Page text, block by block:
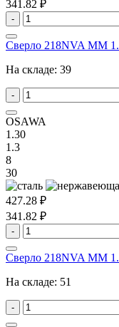
341.82 ₽
-
Сверло 218NVA MM
На складе: 39
-
OSAWA
1.30
1.3
8
30
427.28 ₽
341.82 ₽
-
Сверло 218NVA MM
На складе: 51
-